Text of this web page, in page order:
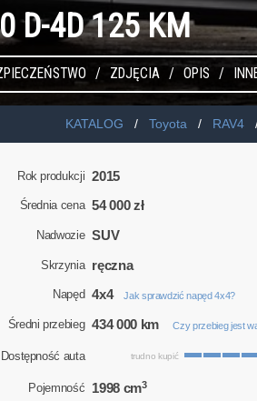
D-4D 125 KM
ZDJĘCIA OPIS
KATALOG Toyota RAV4
Rok produkcji 2015
Średnia cena 54 000 zł
Nadwozie SUV
Skrzynia ręczna
Napęd 4x4 Jak sprawdzić napęd 4x4?
Średni przebieg 434 000 km Czy przebieg jest
Dostępność auta trudno kupić
Pojemność 1998 cm3